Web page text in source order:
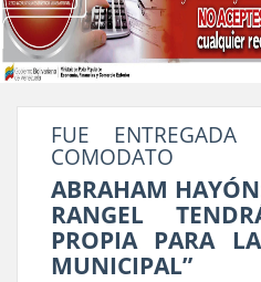
FUE ENTREGADA
COMODATO
ABRAHAM
RANGEL
PROPIA PARA
MUNICIPAL”